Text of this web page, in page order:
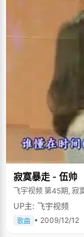
寂寞暴走 - 伍帅
飞宇视频 第45期, 寂
UP主: 飞宇视频
歌曲 • 2009/12/12